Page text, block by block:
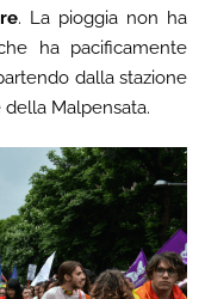
. La pioggia non ha
ha pacificamente
dalla stazione
Malpensata.